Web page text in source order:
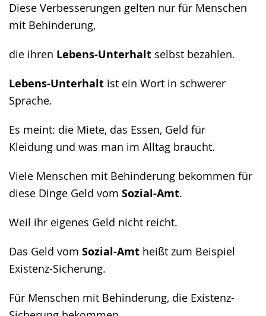
Diese Verbesserungen gelten nur für Menschen
mit Behinderung,
die ihren Lebens-Unterhalt selbst bezahlen.
Lebens-Unterhalt ist ein Wort in schwerer
Sprache.
Es meint: die Miete, das Essen, Geld für
Kleidung und was man im Alltag braucht.
Viele Menschen mit Behinderung bekommen für
diese Dinge Geld vom Sozial-Amt.
Weil ihr eigenes Geld nicht reicht.
Das Geld vom Sozial-Amt heißt zum Beispiel
Existenz-Sicherung.
Für Menschen mit Behinderung, die Existenz-